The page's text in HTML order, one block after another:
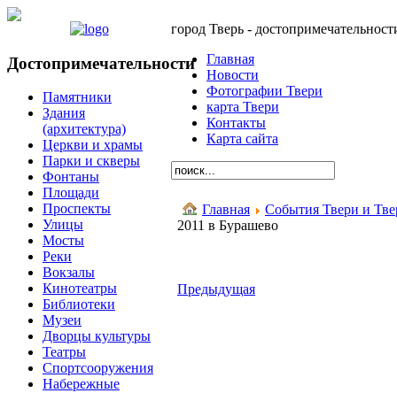
Достопримечательности
Памятники
Здания
(архитектура)
Церкви и храмы
Парки и скверы
Фонтаны
Площади
Проспекты
Улицы
Мосты
Реки
Вокзалы
Кинотеатры
Библиотеки
Музеи
Дворцы культуры
Театры
Спортсооружения
Набережные
город Тверь -
Главная
Новости
Фотографии Твери
карта Твери
Контакты
Карта сайта
Главная
События Твери и
2011 в Бурашево
Предыдущая